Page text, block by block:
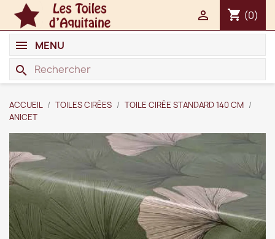
shopping_cart (0)

search
MENU
ACCUEIL TOILES CIRÉES
TOILE CIRÉE STANDARD 140 CM
ANICET